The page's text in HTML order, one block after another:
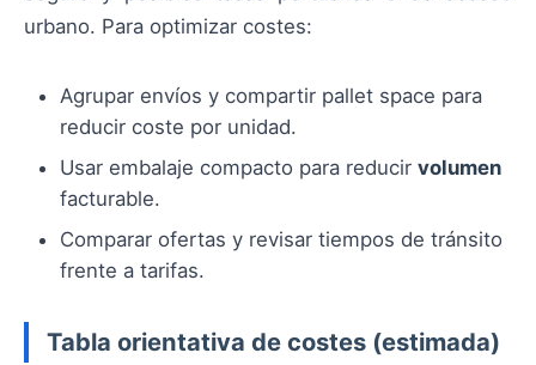
urbano. Para optimizar costes:
Agrupar envíos y compartir pallet space para
reducir coste por unidad.
Usar embalaje compacto para reducir volumen
facturable.
Comparar ofertas y revisar tiempos de tránsito
frente a tarifas.
Tabla orientativa de costes (estimada)